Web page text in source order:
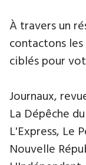
À travers un
contactons
ciblés pour
Journaux,
La Dépêche
L'Express, Le
Nouvelle